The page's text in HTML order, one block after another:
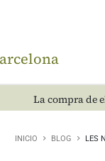
La compra de
INICIO BLOG LES